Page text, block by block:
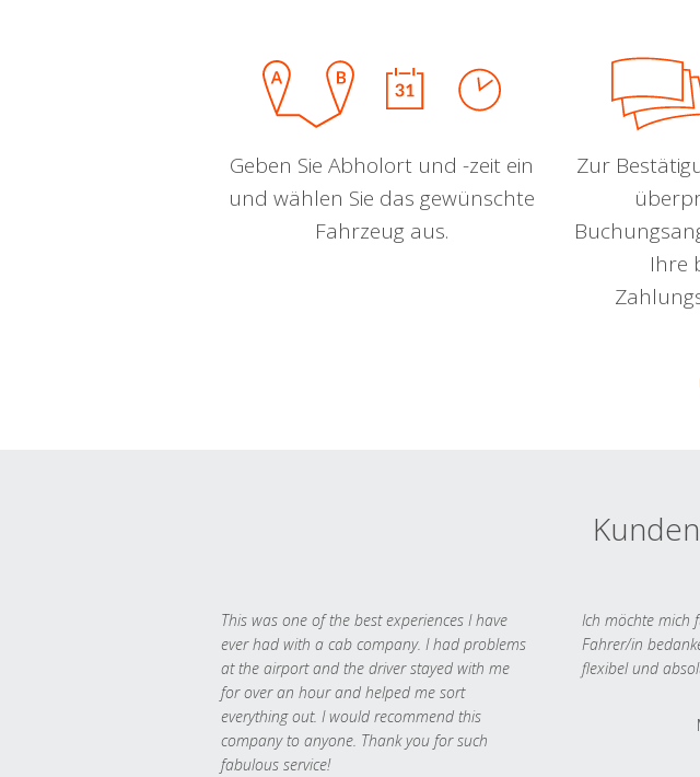
Geben Sie Abholort und -zeit ein
und wählen Sie das gewünschte
Fahrzeug aus.
Zur
Ihre
This was one of the best experiences I have
ever had with a cab company. I had problems
at the airport and the driver stayed with me
for over an hour and helped me sort
everything out. I would recommend this
company to anyone. Thank you for such
fabulous service!
Ich möchte mich
Fahrer/in
flexibel und